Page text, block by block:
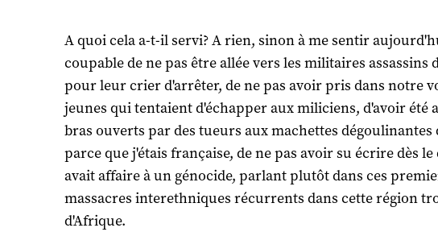
A quoi cela a-t-il servi? A rien, sinon à me sentir
coupable de ne pas être allée vers les militaires assassins
pour leur crier d'arrêter, de ne pas avoir pris dans notre
jeunes qui tentaient d'échapper aux miliciens, d'avoir été
bras ouverts par des tueurs aux machettes dégoulinantes
parce que j'étais française, de ne pas avoir su écrire dès
avait affaire à un génocide, parlant plutôt dans ces
massacres interethniques récurrents dans cette région
d'Afrique.